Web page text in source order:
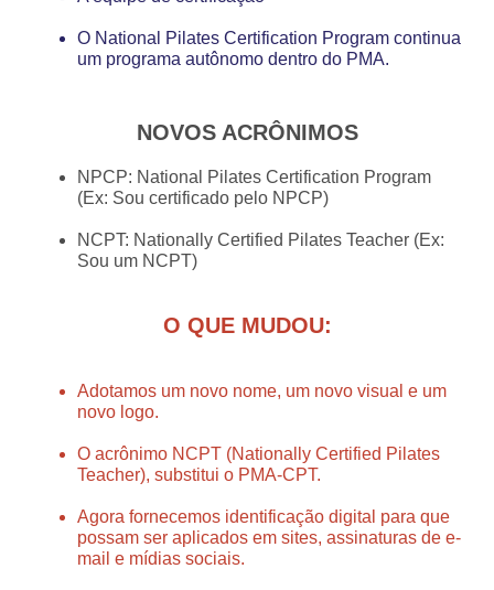
O National Pilates Certification Program continua
um programa autônomo dentro do PMA.
NOVOS ACRÔNIMOS
NPCP: National Pilates Certification Program
(Ex: Sou certificado pelo NPCP)
NCPT: Nationally Certified Pilates Teacher (Ex:
Sou um NCPT)
O QUE MUDOU:
Adotamos um novo nome, um novo visual e um
novo logo.
O acrônimo NCPT (Nationally Certified Pilates
Teacher), substitui o PMA-CPT.
Agora fornecemos identificação digital para que
possam ser aplicados em sites, assinaturas de e-
mail e mídias sociais.